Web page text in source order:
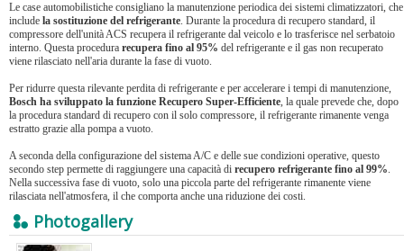
Le case automobilistiche consigliano la manutenzione periodica dei sistemi climatizzatori, che
include la sostituzione del refrigerante. Durante la procedura di recupero standard, il
compressore dell'unità ACS recupera il refrigerante dal veicolo e lo trasferisce nel serbatoio
interno. Questa procedura recupera fino al 95% del refrigerante e il gas non recuperato
viene rilasciato nell'aria durante la fase di vuoto.
Per ridurre questa rilevante perdita di refrigerante e per accelerare i tempi di manutenzione,
Bosch ha sviluppato la funzione Recupero Super-Efficiente, la quale prevede che, dopo
la procedura standard di recupero con il solo compressore, il refrigerante rimanente venga
estratto grazie alla pompa a vuoto.
A seconda della configurazione del sistema A/C e delle sue condizioni operative, questo
secondo step permette di raggiungere una capacità di recupero refrigerante fino al 99%.
Nella successiva fase di vuoto, solo una piccola parte del refrigerante rimanente viene
rilasciata nell'atmosfera, il che comporta anche una riduzione dei costi.
Photogallery